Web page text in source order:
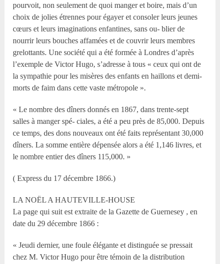
pourvoit, non seulement de quoi manger et boire, mais d’un
choix de jolies étrennes pour égayer et consoler leurs jeunes
cœurs et leurs imaginations enfantines, sans ou- blier de
nourrir leurs bouches affamées et de couvrir leurs membres
grelottants. Une société qui a été formée à Londres d’après
l’exemple de Victor Hugo, s’adresse à tous « ceux qui ont de
la sympathie pour les misères des enfants en haillons et demi-
morts de faim dans cette vaste métropole ».
« Le nombre des dîners donnés en 1867, dans trente-sept
salles à manger spé- ciales, a été a peu près de 85,000. Depuis
ce temps, des dons nouveaux ont été faits représentant 30,000
dîners. La somme entière dépensée alors a été 1,146 livres, et
le nombre entier des dîners 115,000. »
( Express du 17 décembre 1866.)
LA NOËL A HAUTEVILLE-HOUSE
La page qui suit est extraite de la Gazette de Guernesey , en
date du 29 décembre 1866 :
« Jeudi dernier, une foule élégante et distinguée se pressait
chez M. Victor Hugo pour être témoin de la distribution